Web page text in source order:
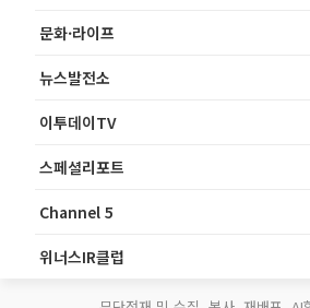
문화·라이프
뉴스발전소
이투데이TV
스페셜리포트
Channel 5
위너스IR클럽